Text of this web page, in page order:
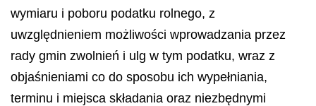
wymiaru i poboru podatku rolnego, z
uwzględnieniem możliwości wprowadzania przez
rady gmin zwolnień i ulg w tym podatku, wraz z
objaśnieniami co do sposobu ich wypełniania,
terminu i miejsca składania oraz niezbędnymi